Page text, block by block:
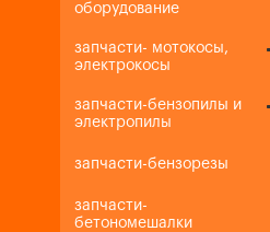
оборудование
запчасти- мотокосы,
электрокосы
запчасти-бензопилы и
электропилы
запчасти-бензорезы
запчасти-
бетономешалки